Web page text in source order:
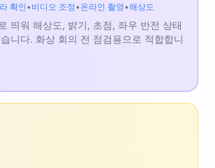
확인•비디오 조정 •온라인 촬영 •해상도
띄워 해상도, 밝기, 초점, 좌우 반전 상태
니다. 화상 회의 전 점검용으로 적합합니